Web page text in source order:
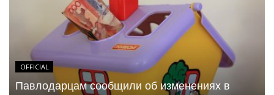
OFFICIAL
Павлодарцам сообщили об изменениях в